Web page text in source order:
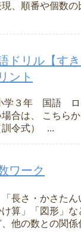
、順番や個数
ドリル【す
ント
学３年 国語 ロ
場合は、 こち
訓令式） ...
ワーク
「長さ・かさた
算」「図形」
他の数との関係